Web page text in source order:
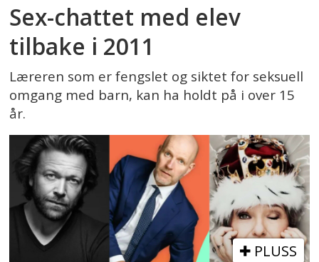
Sex-chattet med elev
tilbake i 2011
Læreren som er fengslet og siktet for seksuell
omgang med barn, kan ha holdt på i over 15
år.
PLUSS